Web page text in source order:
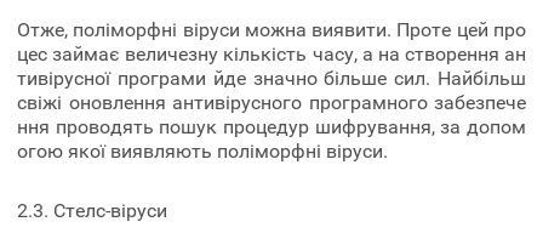
Отже, поліморфні віруси можна виявити. Проте цей про
цес займає величезну кількість часу, а на створення ан
тивірусної програми йде значно більше сил. Найбільш
свіжі оновлення антивірусного програмного забезпече
ння проводять пошук процедур шифрування, за допом
огою якої виявляють поліморфні віруси.
2.3. Стелс-віруси